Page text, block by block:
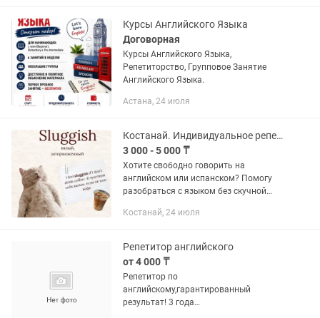
Курсы Английского Языка
Договорная
Курсы Английского Языка,
Репетиторство, Групповое Занятие
Английского Языка.
Астана, 24 июля
Костанай. Индивидуальное репетиторство английского и испанского языка
3 000 - 5 000 ₸
Хотите свободно говорить на
английском или испанском? Помогу
разобраться с языком без скучной
нуля • Объясняю простым и понятным
Костанай, 24 июля
Репетитор английского
от 4 000 ₸
Репетитор по
английскому,гарантированный
результат! 3 года